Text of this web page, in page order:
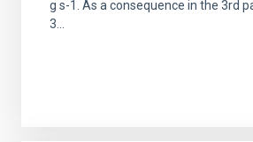
g s-1. As a consequence in the 3rd
3...